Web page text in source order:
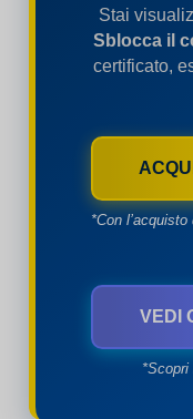
Stai
Sblocca il
certificato,
*Con
VEDI
*Scopri